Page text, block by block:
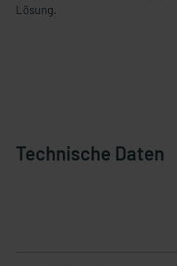
Lösung.
Technische Daten